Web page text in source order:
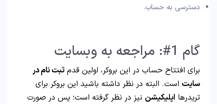
دسترسی به حساب.
گام 1#: مراجعه به وبسایت
برای افتتاح حساب در این بروکر، اولین قدم ثبت نام در
سایت است. البته در نظر داشته باشید این بروکر برای
تریدرها اپلیکیشن نیز در نظر گرفته است؛ پس در صورت